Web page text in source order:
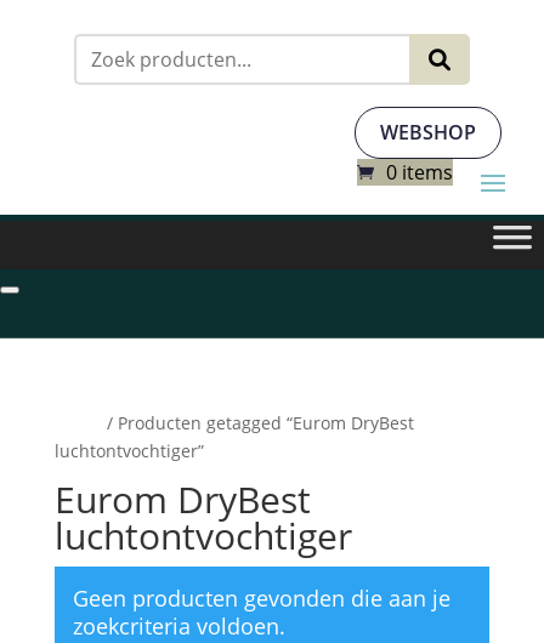
WEBSHOP
0 items
/ Producten getagged “Eurom DryBest
luchtontvochtiger”
Eurom DryBest
luchtontvochtiger
Geen producten gevonden die aan je
zoekcriteria voldoen.